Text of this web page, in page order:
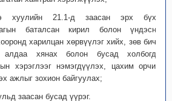
хуулийн 21.1-д заасан эрх бүхий
баталсан кирил болон үндэсний
харилцан хөрвүүлэг хийх, зөв бичих
алдаа хянах болон бусад холбогдох
хэрэглээг нэмэгдүүлэх, цахим орчинд
ажлыг зохион байгуулах;
заасан бусад үүрэг.